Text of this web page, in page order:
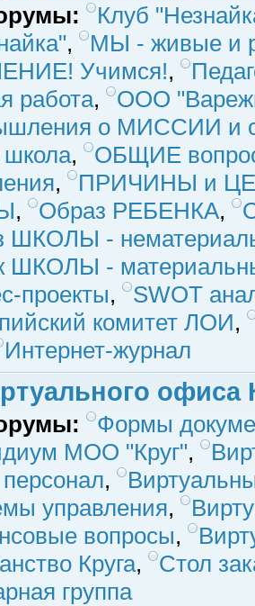
Клуб
,
МЫ - живые и
Учимся!,
работа,
ООО
о МИССИИ и
,
ОБЩИЕ
,
ПРИЧИНЫ и
, Образ РЕБЕНКА,
ШКОЛЫ -
ШКОЛЫ -
проекты,
SWOT
комитет ЛОИ,
Интернет-журнал
офиса
Формы
МОО "Круг",
,
управления,
вопросы,
Круга,
Стол
группа